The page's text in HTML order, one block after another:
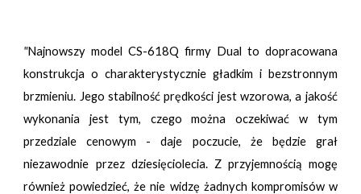
"Najnowszy model CS-618Q firmy Dual to dopracowana
konstrukcja o charakterystycznie gładkim i bezstronnym
brzmieniu. Jego stabilność prędkości jest wzorowa, a jakość
wykonania jest tym, czego można oczekiwać w tym
przedziale cenowym - daje poczucie, że będzie grał
niezawodnie przez dziesięciolecia. Z przyjemnością mogę
również powiedzieć, że nie widzę żadnych kompromisów w